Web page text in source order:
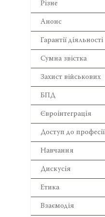
Різне
Анонс
Гарантії діяльності
Сумна звістка
Захист військових
БПД
Євроінтеграція
Доступ до професії
Навчання
Дискусія
Етика
Взаємодія